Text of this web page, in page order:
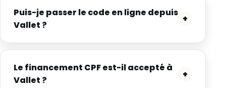
Puis-je passer le code en ligne depuis
Vallet ?
+
Le financement CPF est-il accepté à
Vallet ?
+